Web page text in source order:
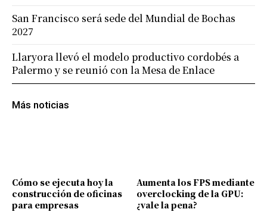
Más noticias
Cómo se ejecuta hoy la
construcción de oficinas
para empresas
Aumenta los FPS mediante
overclocking de la GPU:
¿vale la pena?
San Francisco será sede del Mundial de Bochas
2027
Llaryora llevó el modelo productivo cordobés a
Palermo y se reunió con la Mesa de Enlace